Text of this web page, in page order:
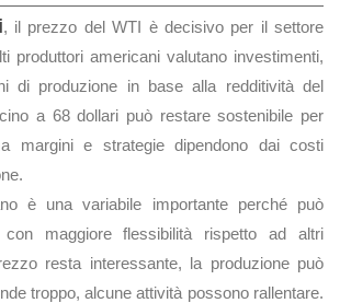
, il prezzo del WTI è decisivo per il settore
produttori americani valutano investimenti,
di produzione in base alla redditività del
a 68 dollari può restare sostenibile per
margini e strategie dipendono dai costi
è una variabile importante perché può
maggiore flessibilità rispetto ad altri
resta interessante, la produzione può
troppo, alcune attività possono rallentare.